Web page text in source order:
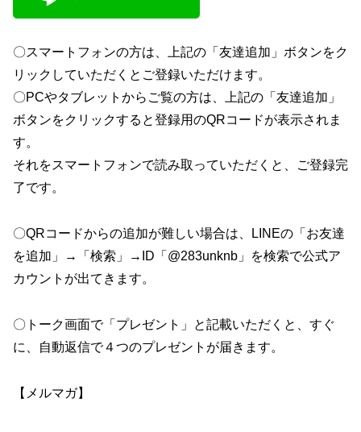
〇スマートフォンの方は、上記の「友達追加」ボタンをク
リックしていただくとご登録いただけます。
〇PCやタブレットからご覧の方は、上記の「友達追加」
ボタンをクリックすると登録用のQRコードが表示されま
す。
それをスマートフォンで読み取っていただくと、ご登録完
了です。
〇QRコードからの追加が難しい場合は、LINEの「お友達
を追加」→「検索」→ID「@283unknb」を検索で公式ア
カウントが出てきます。
〇トーク画面で「プレゼント」と記載いただくと、すぐ
に、自動返信で４つのプレゼントが届きます。
【メルマガ】